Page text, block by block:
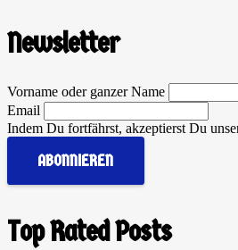
Newsletter
Vorname oder ganzer Name
Email
Indem Du fortfährst, akzeptierst Du
Top Rated Posts